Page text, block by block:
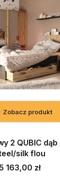
Zobacz produkt
2 QUBIC
silk flou
Cena
5 163,00 zł